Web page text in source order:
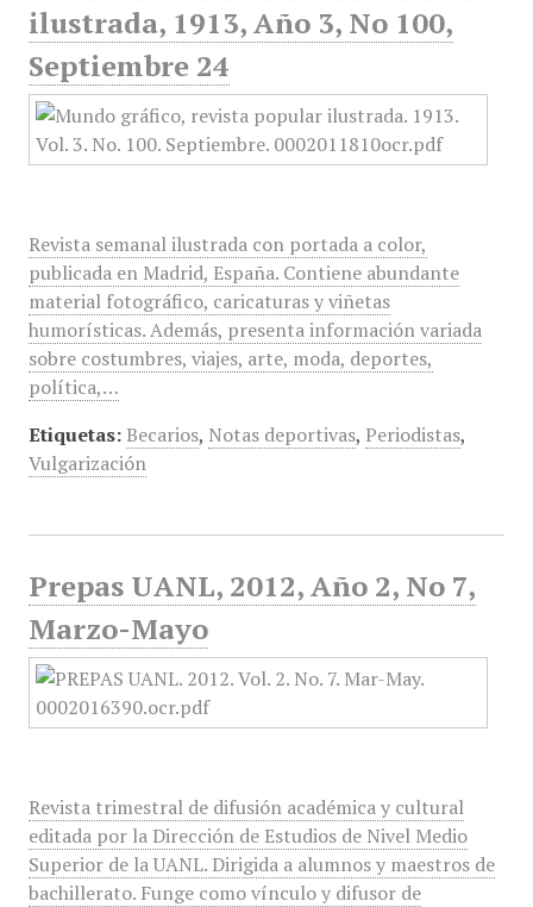
ilustrada, 1913, Año 3, No 100,
Septiembre 24
Revista semanal ilustrada con portada a color,
publicada en Madrid, España. Contiene abundante
material fotográfico, caricaturas y viñetas
humorísticas. Además, presenta información variada
sobre costumbres, viajes, arte, moda, deportes,
política,…
Etiquetas: Becarios, Notas deportivas, Periodistas,
Vulgarización
Prepas UANL, 2012, Año 2, No 7,
Marzo-Mayo
Revista trimestral de difusión académica y cultural
editada por la Dirección de Estudios de Nivel Medio
Superior de la UANL. Dirigida a alumnos y maestros de
bachillerato. Funge como vínculo y difusor de